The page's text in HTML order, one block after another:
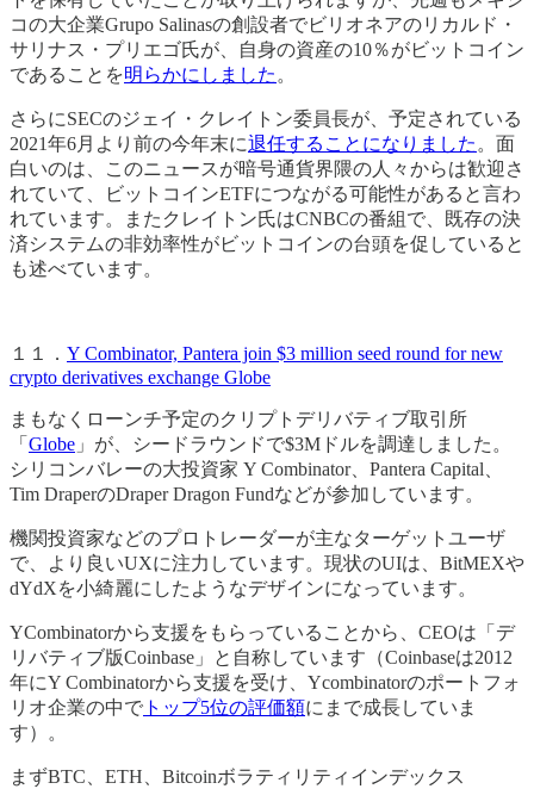
コの大企業Grupo Salinasの創設者でビリオネアのリカルド・
サリナス・プリエゴ氏が、自身の資産の10％がビットコイン
であることを明らかにしました 。
さらにSECのジェイ・クレイトン委員長が、予定されている
2021年6月より前の今年末に退任することになりました 。面
白いのは、このニュースが暗号通貨界隈の人々からは歓迎さ
れていて、ビットコインETFにつながる可能性があると言わ
れています。またクレイトン氏はCNBCの番組で、既存の決
済システムの非効率性がビットコインの台頭を促していると
も述べています。
１１． Y Combinator, Pantera join $3 million seed round for new
crypto derivatives exchange Globe
まもなくローンチ予定のクリプトデリバティブ取引所
「 Globe 」が、シードラウンドで$3Mドルを調達しました。
シリコンバレーの大投資家 Y Combinator、Pantera Capital、
Tim DraperのDraper Dragon Fundなどが参加しています。
機関投資家などのプロトレーダーが主なターゲットユーザ
で、より良いUXに注力しています。現状のUIは、BitMEXや
dYdXを小綺麗にしたようなデザインになっています。
YCombinatorから支援をもらっていることから、CEOは「デ
リバティブ版Coinbase」と自称しています（Coinbaseは2012
年にY Combinatorから支援を受け、Ycombinatorのポートフォ
リオ企業の中で トップ5位の評価額にまで成長していま
す）。
まずBTC、ETH、Bitcoinボラティリティインデックス